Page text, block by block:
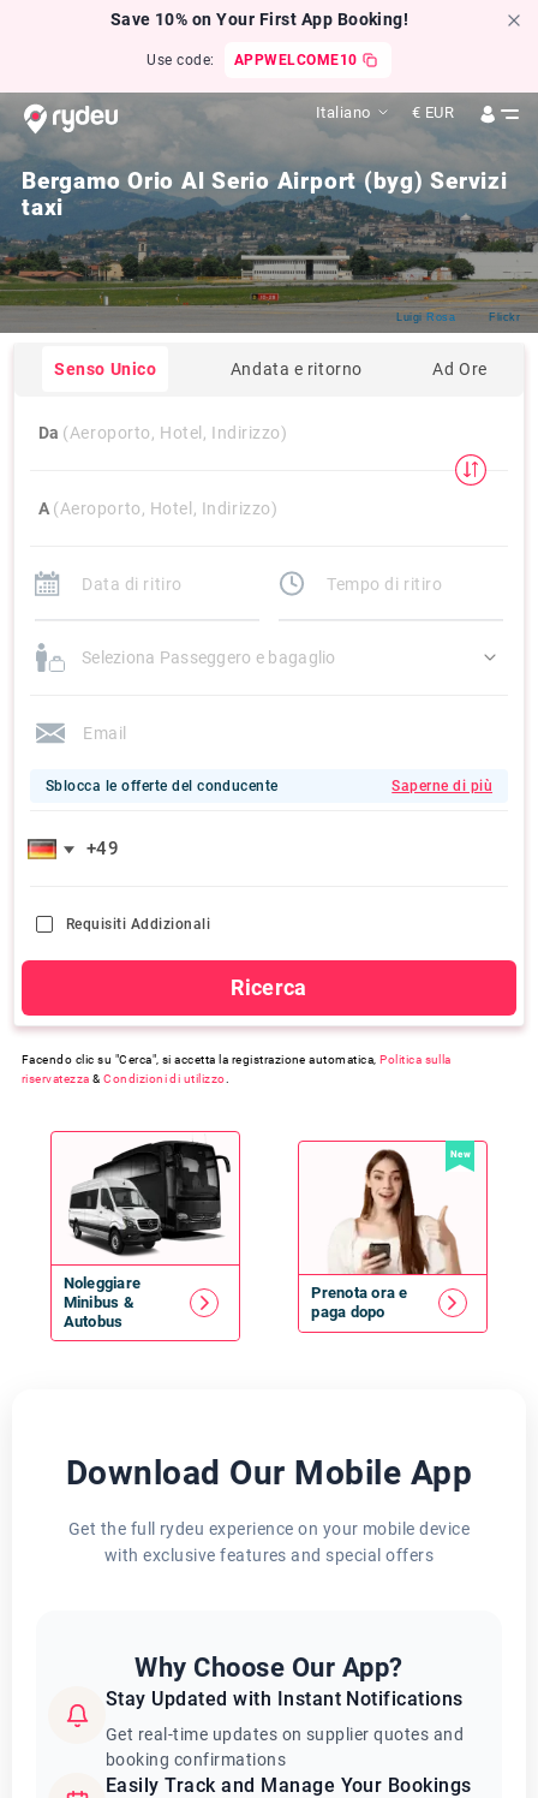
Save 10% on Your First App Booking!
Use code: APPWELCOME10
Italiano € EUR
Bergamo Orio Al Serio Airport (byg) Servizi
taxi
Luigi Rosa Flickr
Senso Unico Andata e ritorno Ad Ore
Da (Aeroporto, Hotel, Indirizzo)
A (Aeroporto, Hotel, Indirizzo)
Seleziona Passeggero e bagaglio
Sblocca le offerte del conducente Saperne di più
Requisiti Addizionali
Ricerca
Facendo clic su "Cerca", si accetta la registrazione automatica, Politica sulla
riservatezza &Condizioni di utilizzo
Noleggiare
Minibus &
Autobus
New
Prenota ora e
paga dopo
Download Our Mobile App
Get the full rydeu experience on your mobile device
with exclusive features and special offers
Why Choose Our App?
Stay Updated with Instant Notifications
Get real-time updates on supplier quotes and
booking confirmations
Easily Track and Manage Your Bookings